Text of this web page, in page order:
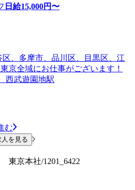
日給15,000円〜
、多摩市、品川区、目黒区、江
京全域にお仕事がございます！
西武遊園地駅
む
を見る
東京本社/1201_6422